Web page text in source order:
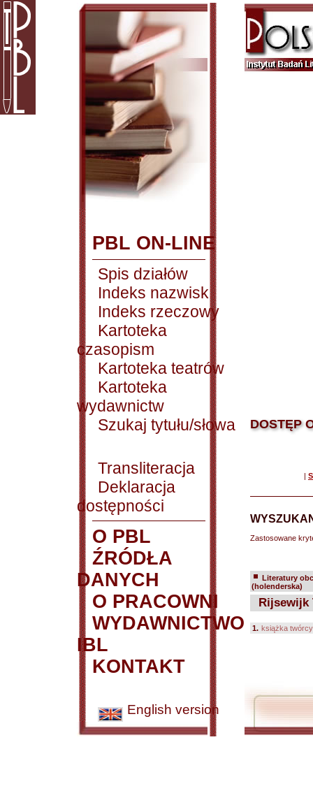
PBL ON-LINE
Spis działów
Indeks nazwisk
Indeks rzeczowy
Kartoteka
czasopism
Kartoteka teatrów
Kartoteka
wydawnictw
Szukaj tytułu/słowa
Transliteracja
Deklaracja
dostępności
O PBL
ŹRÓDŁA
DANYCH
O PRACOWNI
WYDAWNICTWO
IBL
KONTAKT
English version
DOSTĘP
|
Zastosowane
Literatury
(holenderska)
Rijsewijk
1. książka